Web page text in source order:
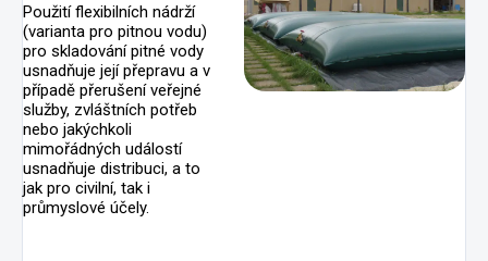
Použití flexibilních nádrží
(varianta pro pitnou vodu)
pro skladování pitné vody
usnadňuje její přepravu a v
případě přerušení veřejné
služby, zvláštních potřeb
nebo jakýchkoli
mimořádných událostí
usnadňuje distribuci, a to
jak pro civilní, tak i
průmyslové účely.